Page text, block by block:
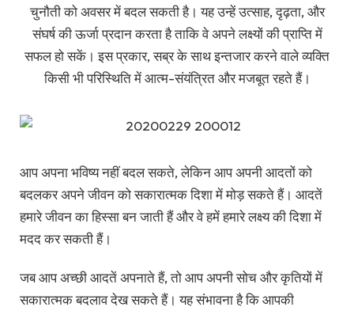
चुनौती को अवसर में बदल सकती है। यह उन्हें उत्साह, दृढ़ता, और
संघर्ष की ऊर्जा प्रदान करता है ताकि वे अपने लक्ष्यों की प्राप्ति में
सफल हो सकें। इस प्रकार, सब्र के साथ इन्तजार करने वाले व्यक्ति
किसी भी परिस्थिति में आत्म-संयंत्रित और मजबूत रहते हैं।
आप अपना भविष्य नहीं बदल सकते, लेकिन आप अपनी आदतों को
बदलकर अपने जीवन को सकारात्मक दिशा में मोड़ सकते हैं। आदतें
हमारे जीवन का हिस्सा बन जाती हैं और वे हमें हमारे लक्ष्य की दिशा में
मदद कर सकती हैं।
जब आप अच्छी आदतें अपनाते हैं, तो आप अपनी सोच और कृतियों में
सकारात्मक बदलाव देख सकते हैं। यह संभावना है कि आपकी